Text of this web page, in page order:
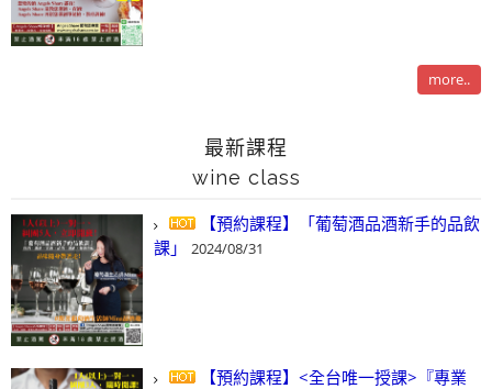
more..
最新課程
wine class
【預約課程】「葡萄酒品酒新手的品飲
課」
2024/08/31
【預約課程】<全台唯一授課>『專業